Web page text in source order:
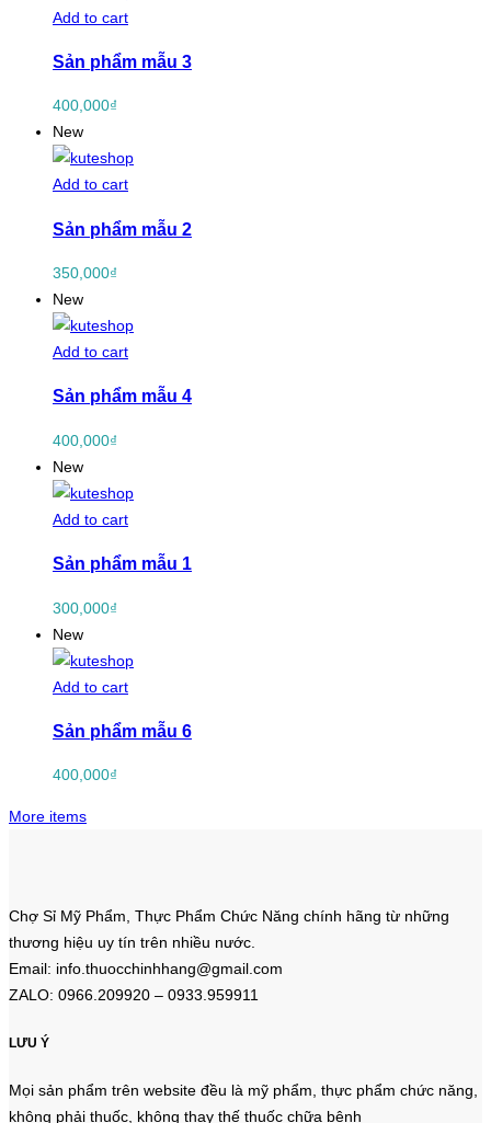
Add to cart
Sản phẩm mẫu 3
400,000₫
New
Add to cart
Sản phẩm mẫu 2
350,000₫
New
Add to cart
Sản phẩm mẫu 4
400,000₫
New
Add to cart
Sản phẩm mẫu 1
300,000₫
New
Add to cart
Sản phẩm mẫu 6
400,000₫
More items
Chợ Sỉ Mỹ Phẩm, Thực Phẩm Chức Năng chính hãng từ những
thương hiệu uy tín trên nhiều nước.
Email: info.thuocchinhhang@gmail.com
ZALO: 0966.209920 – 0933.959911
LƯU Ý
Mọi sản phẩm trên website đều là mỹ phẩm, thực phẩm chức năng,
không phải thuốc, không thay thế thuốc chữa bệnh